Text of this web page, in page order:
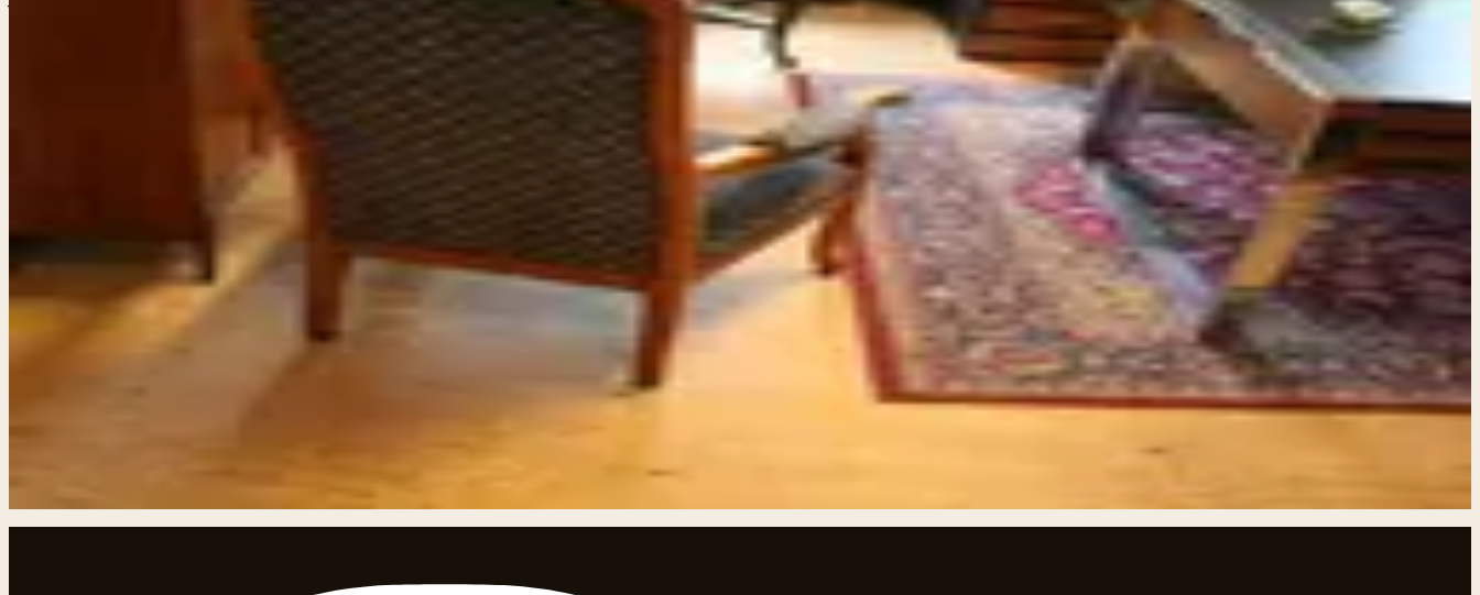
Vintage houten fauteuil karaktervol en
comfortabel met groene bekleding…
€ 75,00
Vintage houten fauteuil – karaktervol en comfortabel Stijlvolle vintage fauteuil met een warme houten basis en een elegante groene velours bekleding. De combinatie van het
verfijnde houtwerk en de zachte stof geeft deze stoel een klassieke, tijdloze uitstraling die moeiteloos past in zowel een modern als een traditioneel interieur. De licht gebogen
armleuningen en comfortabele zitting zorgen ervoor dat deze stoel niet alleen mooi is om naar te kijken, maar ook heerlijk zit. Ideaal als accentstoel in de woonkamer, een
sfeervolle toevoeging aan een kantoorruimte of als eyecatcher in een leeshoek. De bekleding heeft een subtiel patroon en een diepe groentint die zorgt voor een rijke, warme
uitstraling. Het houtwerk is degelijk en laat de kwaliteit van vroeger zien. Kenmerken • Vintage houten fauteuil • Groene velours bekleding met subtiel patroon • Comfortabele